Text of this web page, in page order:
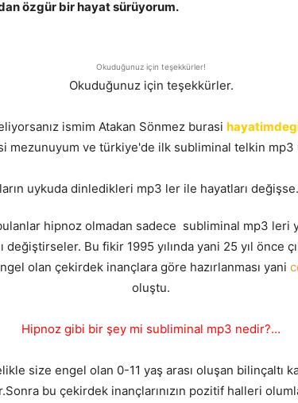
özgür bir hayat sürüyorum.
Okuduğunuz için teşekkürler!
Okuduğunuz için teşekkürler.
ismim Atakan Sönmez burasi
mezunuyum ve türkiye'de ilk subliminal telkin mp3
uykuda dinledikleri mp3 ler ile hayatları
hipnoz olmadan sadece subliminal mp3 leri
değiştirseler. Bu fikir 1995 yılında yani 25 yıl önce
olan çekirdek inançlara göre hazırlanması yani
oluştu.
Hipnoz gibi bir şey mi subliminal mp3 nedir?…
size engel olan 0-11 yaş arası oluşan bilinçaltı
bu çekirdek inançlarınızın pozitif halleri